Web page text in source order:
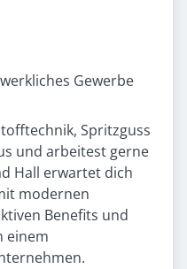
Gewerbe
Spritzguss
und arbeitest gerne
Hall erwartet dich
modernen
Benefits und
einem